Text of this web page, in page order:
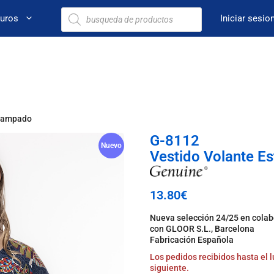
Iniciar
Nuevo
G-8112
Vestido Volante
13.80€
Nueva selección 24/25 en
con GLOOR S.L., Barcelona
Fabricación Española
Los pedidos recibidos hasta el
siguiente.